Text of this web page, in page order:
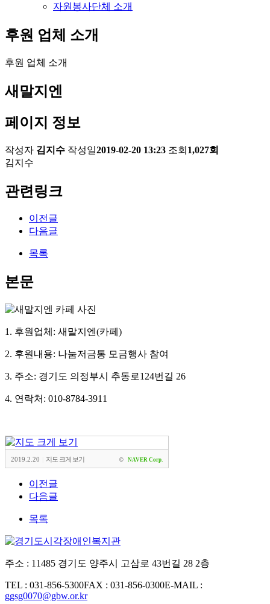
자원봉사단체 소개
후원 업체 소개
후원 업체 소개
새말지엔
페이지 정보
작성자 김지수 작성일2019-02-20 13:23 조회 1,027회
김지수
관련링크
이전글
다음글
목록
본문
1. 후원업체: 새말지엔(카페)
2. 후원내용: 나눔저금통 모금행사 참여
3. 주소: 경기도 의정부시 추동로124번길 26
4. 연락처: 010-8784-3911
2019.2.20 지도 크게 보기 © NAVER Corp.
이전글
다음글
목록
주소 : 11485 경기도 양주시 고삼로 43번길 28 2층
TEL : 031-856-5300FAX : 031-856-0300E-MAIL :
ggsg0070@gbw.or.kr